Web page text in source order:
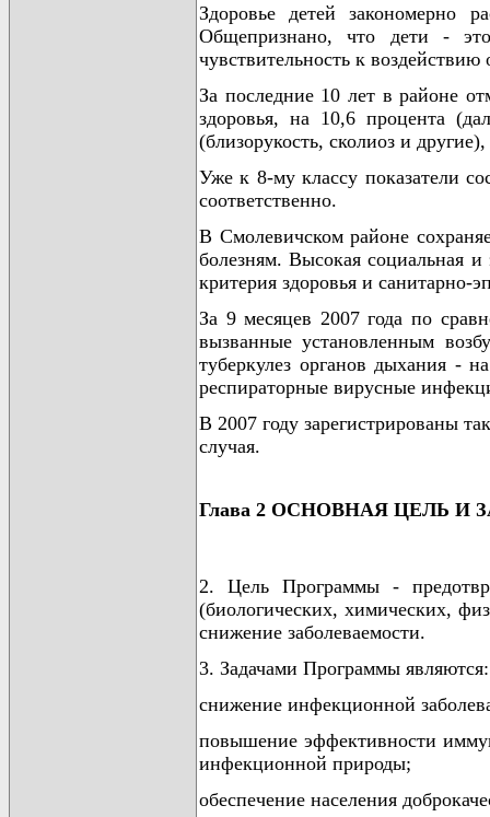
Здоровье детей закономерно
Общепризнано, что дети - это
чувствительность к
За последние 10 лет в районе
здоровья, на 10,6 процента
(близорукость, сколиоз и
Уже к 8-му классу показатели
соответственно.
В Смолевичском районе
болезням. Высокая социальная
критерия здоровья и санитарно-
За 9 месяцев 2007 года по
вызванные установленным
туберкулез органов дыхания -
респираторные вирусные
В 2007 году зарегистрированы
случая.
Глава 2 ОСНОВНАЯ ЦЕЛЬ И
2. Цель Программы -
(биологических, химических,
снижение заболеваемости.
3. Задачами Программы являются:
снижение инфекционной
повышение эффективности
инфекционной природы;
обеспечение населения